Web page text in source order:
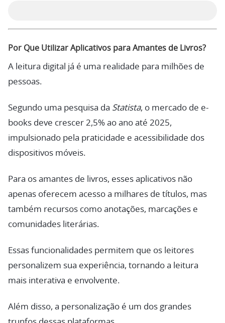
Por Que Utilizar Aplicativos para Amantes de Livros?
A leitura digital já é uma realidade para milhões de
pessoas.
Segundo uma pesquisa da Statista, o mercado de e-
books deve crescer 2,5% ao ano até 2025,
impulsionado pela praticidade e acessibilidade dos
dispositivos móveis.
Para os amantes de livros, esses aplicativos não
apenas oferecem acesso a milhares de títulos, mas
também recursos como anotações, marcações e
comunidades literárias.
Essas funcionalidades permitem que os leitores
personalizem sua experiência, tornando a leitura
mais interativa e envolvente.
Além disso, a personalização é um dos grandes